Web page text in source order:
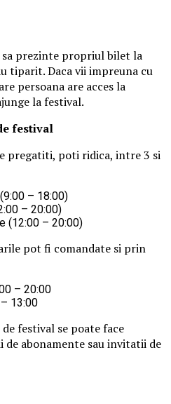
prezinte propriul bilet la
tiparit. Daca vii impreuna cu
persoana are acces la
la festival.
festival
pregatiti, poti ridica, intre 3 si
– 18:00)
– 20:00)
(12:00 – 20:00)
pot fi comandate si prin
– 20:00
13:00
festival se poate face
abonamente sau invitatii de